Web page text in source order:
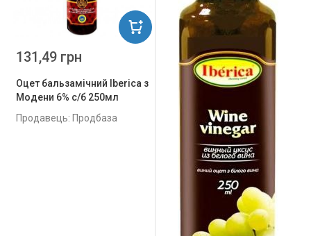
Оцет бальзамічний Iberica з
Модени 6% с/б 250мл
Продавець: Продбаза
131,49 грн